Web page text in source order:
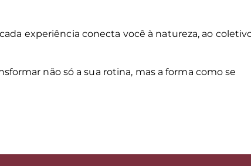
experiência conecta você à natureza, ao
não só a sua rotina, mas a forma como se